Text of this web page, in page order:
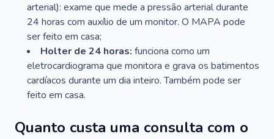
arterial): exame que mede a pressão arterial durante
24 horas com auxílio de um monitor. O MAPA pode
ser feito em casa;
Holter de 24 horas: funciona como um
eletrocardiograma que monitora e grava os batimentos
cardíacos durante um dia inteiro. Também pode ser
feito em casa.
Quanto custa uma consulta com o